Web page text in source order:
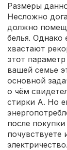
Размеры
Несложно
должно
белья.
хвастают
этот
вашей семье
основной
о чём
стирки A. Но
после
почувствуете
электричество.